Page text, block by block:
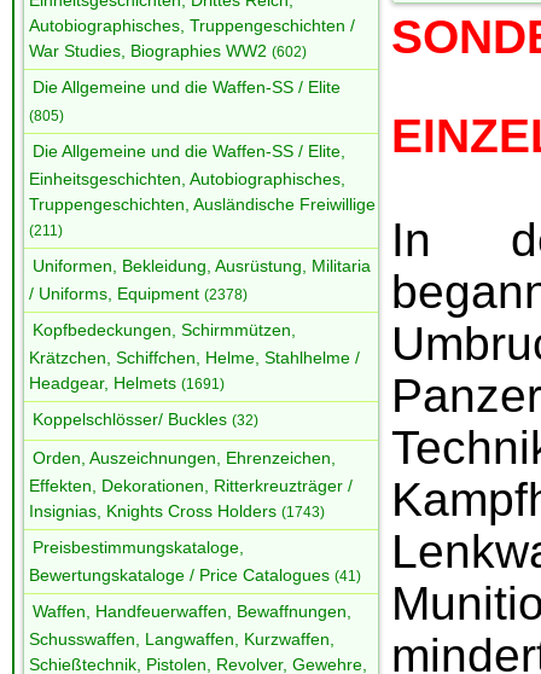
Autobiographisches, Truppengeschichten /
War Studies, Biographies WW2 (602)
Die Allgemeine und die Waffen-SS / Elite
(805)
Die Allgemeine und die Waffen-SS / Elite,
Einheitsgeschichten, Autobiographisches,
Truppengeschichten, Ausländische Freiwillige
(211)
Uniformen, Bekleidung, Ausrüstung, Militaria
/ Uniforms, Equipment (2378)
Kopfbedeckungen, Schirmmützen,
Krätzchen, Schiffchen, Helme, Stahlhelme /
Headgear, Helmets (1691)
Koppelschlösser/ Buckles (32)
Orden, Auszeichnungen, Ehrenzeichen,
Effekten, Dekorationen, Ritterkreuzträger /
Insignias, Knights Cross Holders (1743)
Preisbestimmungskataloge,
Bewertungskataloge / Price Catalogues (41)
Waffen, Handfeuerwaffen, Bewaffnungen,
Schusswaffen, Langwaffen, Kurzwaffen,
Schießtechnik, Pistolen, Revolver, Gewehre,
In